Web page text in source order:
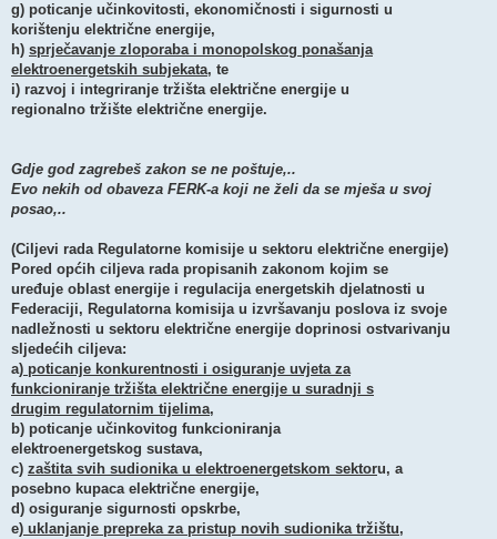
g) poticanje učinkovitosti, ekonomičnosti i sigurnosti u
korištenju električne energije,
h) sprječavanje zloporaba i monopolskog ponašanja
elektroenergetskih subjekata, te
i) razvoj i integriranje tržišta električne energije u
regionalno tržište električne energije.
Gdje god zagrebeš zakon se ne poštuje,..
Evo nekih od obaveza FERK-a koji ne želi da se mješa u svoj
posao,..
(Ciljevi rada Regulatorne komisije u sektoru električne energije)
Pored općih ciljeva rada propisanih zakonom kojim se
uređuje oblast energije i regulacija energetskih djelatnosti u
Federaciji, Regulatorna komisija u izvršavanju poslova iz svoje
nadležnosti u sektoru električne energije doprinosi ostvarivanju
sljedećih ciljeva:
a) poticanje konkurentnosti i osiguranje uvjeta za
funkcioniranje tržišta električne energije u suradnji s
drugim regulatornim tijelima,
b) poticanje učinkovitog funkcioniranja
elektroenergetskog sustava,
c) zaštita svih sudionika u elektroenergetskom sektoru, a
posebno kupaca električne energije,
d) osiguranje sigurnosti opskrbe,
e) uklanjanje prepreka za pristup novih sudionika tržištu,